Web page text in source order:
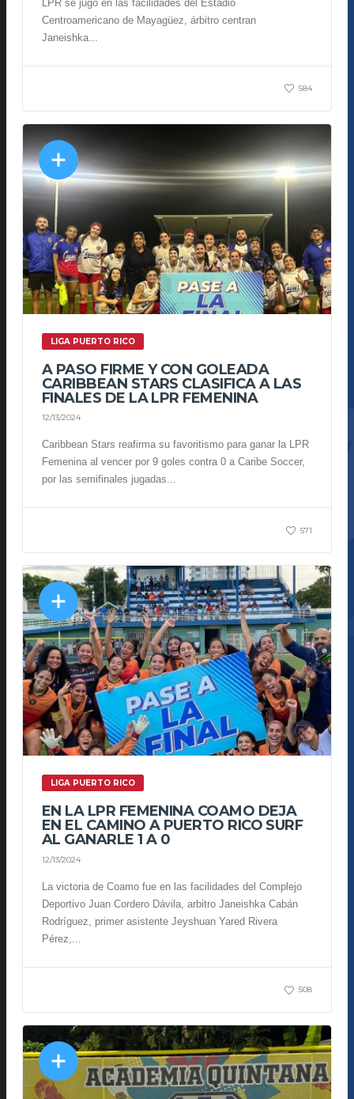
LPR se jugó en las facilidades del Estadio
Centroamericano de Mayagüez, árbitro centran
Janeishka...
584
LIGA PUERTO RICO
A PASO FIRME Y CON GOLEADA
CARIBBEAN STARS CLASIFICA A LAS
FINALES DE LA LPR FEMENINA
12/13/2024
Caribbean Stars reafirma su favoritismo para ganar la LPR
Femenina al vencer por 9 goles contra 0 a Caribe Soccer,
por las semifinales jugadas...
571
LIGA PUERTO RICO
EN LA LPR FEMENINA COAMO DEJA
EN EL CAMINO A PUERTO RICO SURF
AL GANARLE 1 A 0
12/13/2024
La victoria de Coamo fue en las facilidades del Complejo
Deportivo Juan Cordero Dávila, arbitro Janeishka Cabán
Rodríguez, primer asistente Jeyshuan Yared Rivera
Pérez,...
508